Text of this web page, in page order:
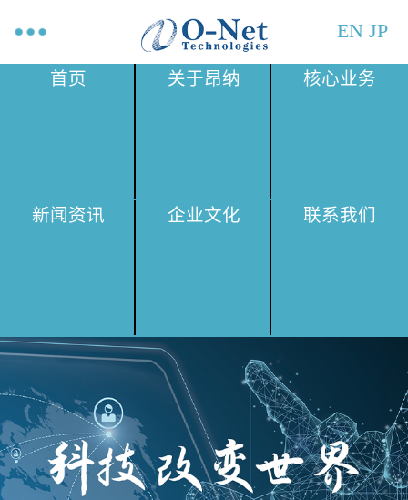
EN JP
首页 关于昂纳 核心业务
新闻资讯 企业文化 联系我们